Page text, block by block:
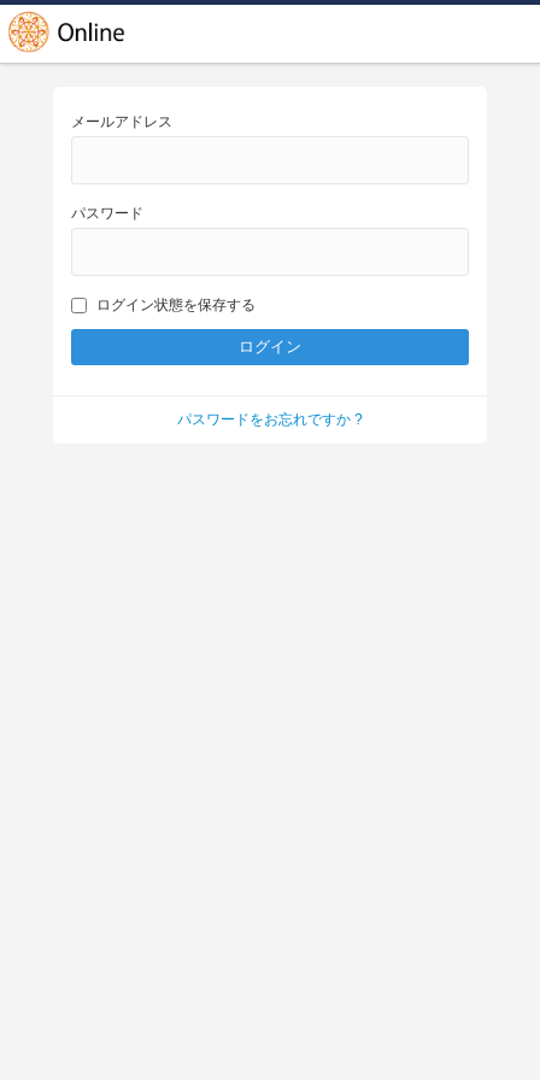
メールアドレス
パスワード
ログイン状態を保存する
パスワードをお忘れですか ?